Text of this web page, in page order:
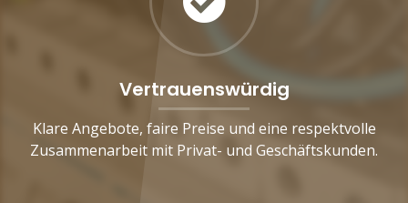
Vertrauenswürdig
Klare Angebote, faire Preise und eine respektvolle
Zusammenarbeit mit Privat- und Geschäftskunden.